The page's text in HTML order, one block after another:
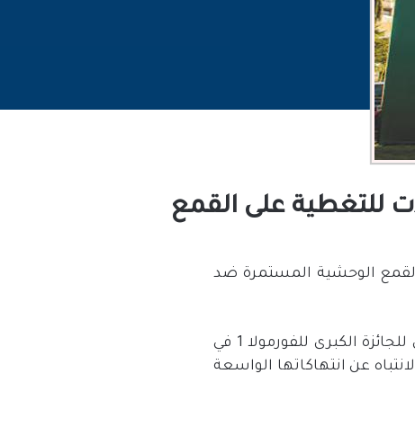
للتغطية على القمع
الوحشية المستمرة ضد
وفي هذا السياق، قالت هيومن رايتس ووتش، إن الحكومة السعودية تستخدم أول سباق للجائزة الكبرى للفورمولا 1 في
والفعاليات المصاحبة لها بين 3 و5 ديسمبر 2021 لصرف الانتباه عن انتهاكاتها الواسعة